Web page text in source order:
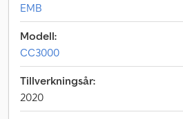
EMB
Modell:
CC3000
Tillverkningsår:
2020